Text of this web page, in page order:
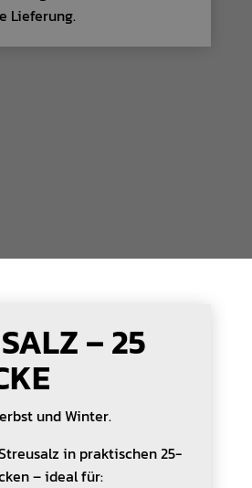
Lieferung.
– 25
und Winter.
in praktischen 25-
– ideal für: